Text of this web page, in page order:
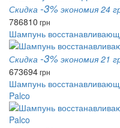
Скидка -3% экономия 24
786810 грн
Шампунь
Скидка -3% экономия 21
673694грн
Шампунь
Palco